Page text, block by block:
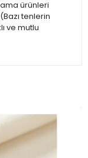
ürünleri
tenlerin
ve mutlu